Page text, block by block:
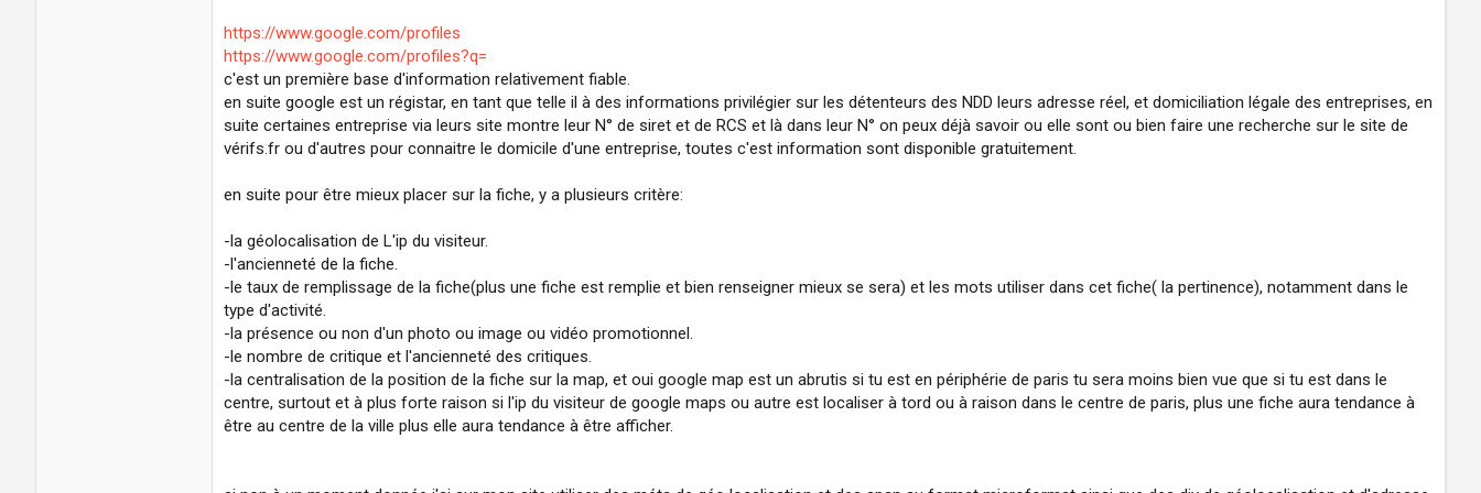
https://www.google.com/profiles
https://www.google.com/profiles?q=
c'est un première base d'information relativement fiable.
en suite google est un régistar, en tant que telle il à des informations privilégier sur les détenteurs des NDD leurs adresse réel, et domiciliation légale des entreprises, en
suite certaines entreprise via leurs site montre leur N° de siret et de RCS et là dans leur N° on peux déjà savoir ou elle sont ou bien faire une recherche sur le site de
vérifs.fr ou d'autres pour connaitre le domicile d'une entreprise, toutes c'est information sont disponible gratuitement.
en suite pour être mieux placer sur la fiche, y a plusieurs critère:
-la géolocalisation de L'ip du visiteur.
-l'ancienneté de la fiche.
-le taux de remplissage de la fiche(plus une fiche est remplie et bien renseigner mieux se sera) et les mots utiliser dans cet fiche( la pertinence), notamment dans le
type d'activité.
-la présence ou non d'un photo ou image ou vidéo promotionnel.
-le nombre de critique et l'ancienneté des critiques.
-la centralisation de la position de la fiche sur la map, et oui google map est un abrutis si tu est en périphérie de paris tu sera moins bien vue que si tu est dans le
centre, surtout et à plus forte raison si l'ip du visiteur de google maps ou autre est localiser à tord ou à raison dans le centre de paris, plus une fiche aura tendance à
être au centre de la ville plus elle aura tendance à être afficher.